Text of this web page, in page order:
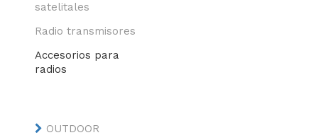
satelitales
Radio transmisores
Accesorios para
radios
OUTDOOR